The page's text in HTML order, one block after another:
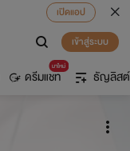
เปิดแอป
เข้าสู่ระบบ
มาใหม่
ดรีมแชท ธัญลิสต์